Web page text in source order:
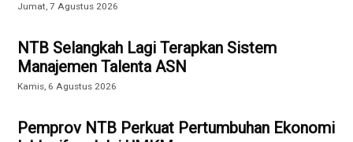
Jumat, 7 Agustus 2026
NTB Selangkah Lagi Terapkan Sistem
Manajemen Talenta ASN
Kamis, 6 Agustus 2026
Pemprov NTB Perkuat Pertumbuhan Ekonomi